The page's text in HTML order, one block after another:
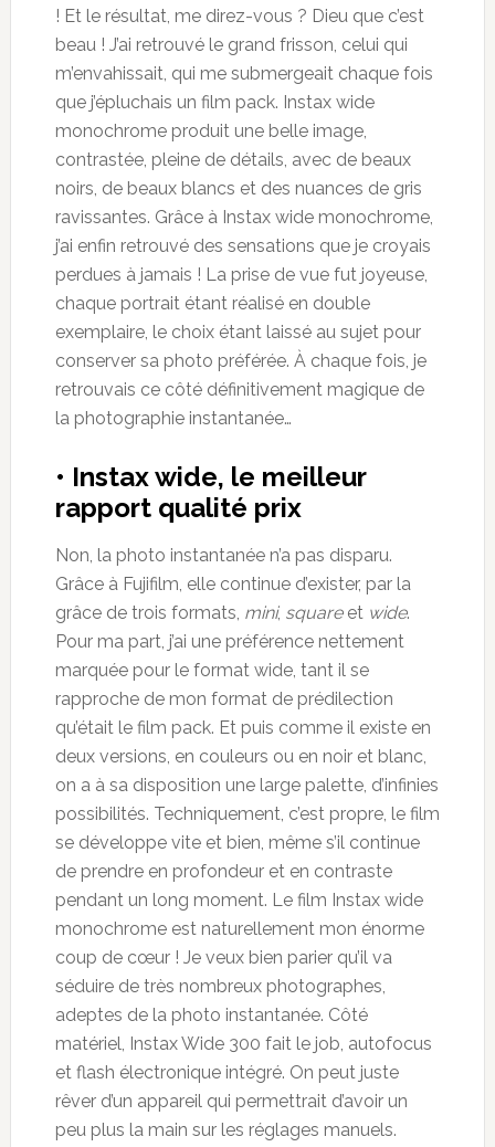
! Et le résultat, me direz-vous ? Dieu que c’est
beau ! J’ai retrouvé le grand frisson, celui qui
m’envahissait, qui me submergeait chaque fois
que j’épluchais un film pack. Instax wide
monochrome produit une belle image,
contrastée, pleine de détails, avec de beaux
noirs, de beaux blancs et des nuances de gris
ravissantes. Grâce à Instax wide monochrome,
j’ai enfin retrouvé des sensations que je croyais
perdues à jamais ! La prise de vue fut joyeuse,
chaque portrait étant réalisé en double
exemplaire, le choix étant laissé au sujet pour
conserver sa photo préférée. À chaque fois, je
retrouvais ce côté définitivement magique de
la photographie instantanée…
• Instax wide, le meilleur
rapport qualité prix
Non, la photo instantanée n’a pas disparu.
Grâce à Fujifilm, elle continue d’exister, par la
grâce de trois formats, mini, squareet wide.
Pour ma part, j’ai une préférence nettement
marquée pour le format wide, tant il se
rapproche de mon format de prédilection
qu’était le film pack. Et puis comme il existe en
deux versions, en couleurs ou en noir et blanc,
on a à sa disposition une large palette, d’infinies
possibilités. Techniquement, c’est propre, le film
se développe vite et bien, même s’il continue
de prendre en profondeur et en contraste
pendant un long moment. Le film Instax wide
monochrome est naturellement mon énorme
coup de cœur ! Je veux bien parier qu’il va
séduire de très nombreux photographes,
adeptes de la photo instantanée. Côté
matériel, Instax Wide 300 fait le job, autofocus
et flash électronique intégré. On peut juste
rêver d’un appareil qui permettrait d’avoir un
peu plus la main sur les réglages manuels.